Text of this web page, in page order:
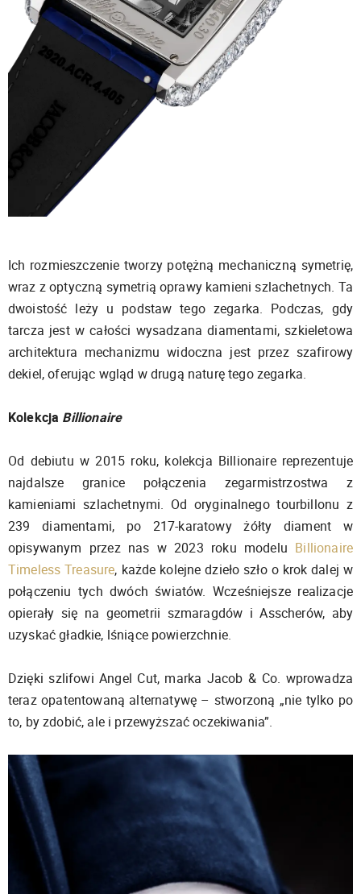
Ich rozmieszczenie tworzy potężną mechaniczną symetrię,
wraz z optyczną symetrią oprawy kamieni szlachetnych. Ta
dwoistość leży u podstaw tego zegarka. Podczas, gdy
tarcza jest w całości wysadzana diamentami, szkieletowa
architektura mechanizmu widoczna jest przez szafirowy
dekiel, oferując wgląd w drugą naturę tego zegarka.
Kolekcja Billionaire
Od debiutu w 2015 roku, kolekcja Billionaire reprezentuje
najdalsze granice połączenia zegarmistrzostwa z
kamieniami szlachetnymi. Od oryginalnego tourbillonu z
239 diamentami, po 217-karatowy żółty diament w
opisywanym przez nas w 2023 roku modelu Billionaire
Timeless Treasure, każde kolejne dzieło szło o krok dalej w
połączeniu tych dwóch światów. Wcześniejsze realizacje
opierały się na geometrii szmaragdów i Asscherów, aby
uzyskać gładkie, lśniące powierzchnie.
Dzięki szlifowi Angel Cut, marka Jacob & Co. wprowadza
teraz opatentowaną alternatywę – stworzoną „nie tylko po
to, by zdobić, ale i przewyższać oczekiwania”.